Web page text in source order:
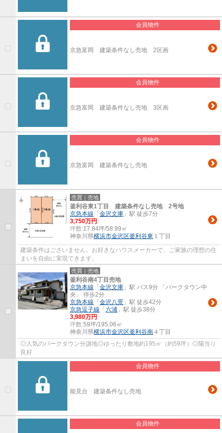
会員物件
京急富岡 建築条件なし売地 2区画
会員物件
京急富岡 建築条件なし売地 3区画
会員物件
京急富岡 建築条件なし売地
売買｜売地
釜利谷東1丁目 建築条件なし売地 2号地
京急本線 「 金沢文庫 」駅 徒歩7分
3,750万円
坪数:17.84坪/58.99㎡
神奈川県横浜市金沢区釜利谷東 １丁目
建築条件はございません。お好きなハウスメーカーで、ご家族の理想の住
まいを自由に実現できます。
売買｜売地
釜利谷南4丁目売地
京急本線 「 金沢文庫 」駅 バス9分 「パークタウン中
央」 停歩2分
京急本線 「 金沢八景 」駅 徒歩42分
京急逗子線 「 六浦 」駅 徒歩38分
3,980万円
坪数:59坪/195.06㎡
神奈川県横浜市金沢区釜利谷南 ４丁目
◎人気のパークタウン分譲地◎ゆったり敷地約195㎡（約59坪）◎陽当り
良好
会員物件
能見台 建築条件なし売地
会員物件